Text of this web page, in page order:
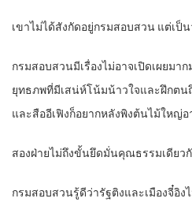
เขาไม่ได้สังกัดอยู่กรมสอบสวน แต่เ
กรมสอบสวนมีเรื่องไม่อาจเปิดเผยมา
ยุทธภพที่มีเสน่ห์โน้มน้าวใจและฝึกตน
และสืออีเฟิงก็อยากหลังพิงต้นไม้ใหญ่
สองฝ่ายไม่ถึงขั้นยึดมั่นคุณธรรมเดียว
กรมสอบสวนรู้ดีว่ารัฐติงและเมืองจี๋อิง